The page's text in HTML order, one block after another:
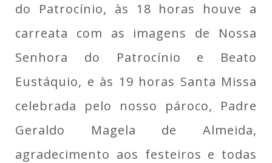
do Patrocínio, às 18 horas houve a
carreata com as imagens de Nossa
Senhora do Patrocínio e Beato
Eustáquio, e às 19 horas Santa Missa
celebrada pelo nosso pároco, Padre
Geraldo Magela de Almeida,
agradecimento aos festeiros e todas